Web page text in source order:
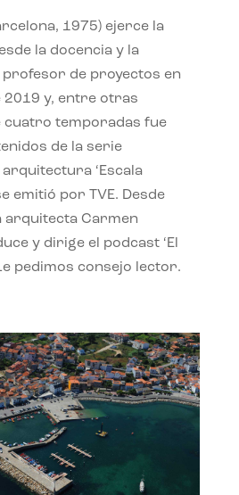
1975) ejerce la
la docencia y la
profesor de proyectos en
2019 y, entre otras
cuatro temporadas fue
de la serie
‘Escala
emitió por TVE. Desde
arquitecta Carmen
y dirige el podcast ‘El
pedimos consejo lector.